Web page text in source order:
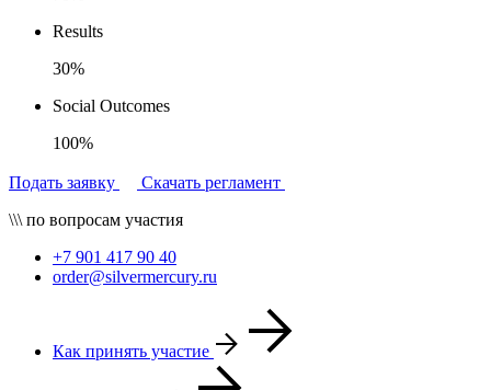
Results
30%
Social Outcomes
100%
Подать заявку
Скачать регламент
\\\ по вопросам участия
+7 901 417 90 40
order@silvermercury.ru
Как принять участие